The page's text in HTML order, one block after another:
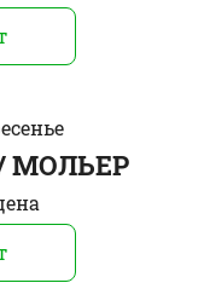
МОЛЬЕР